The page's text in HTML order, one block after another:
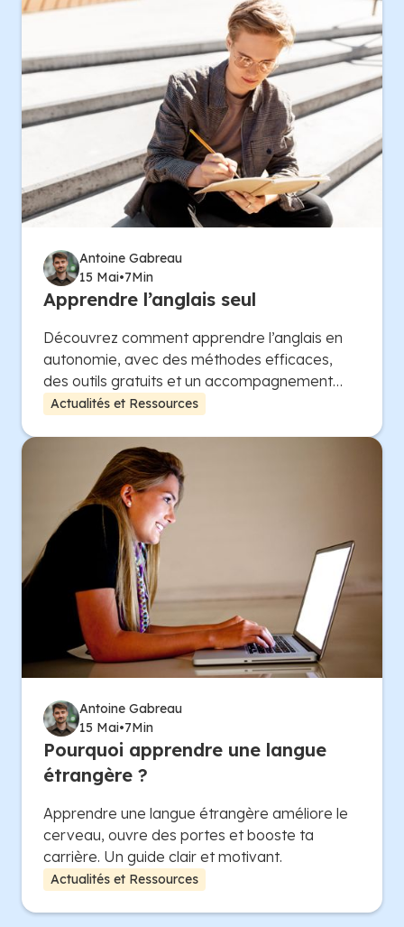
Antoine Gabreau
15 Mai•7Min
Apprendre l’anglais seul
Découvrez comment apprendre l’anglais en
autonomie, avec des méthodes efficaces,
des outils gratuits et un accompagnement
personnalisé.
Actualités et Ressources
Antoine Gabreau
15 Mai•7Min
Pourquoi apprendre une langue
étrangère ?
Apprendre une langue étrangère améliore le
cerveau, ouvre des portes et booste ta
carrière. Un guide clair et motivant.
Actualités et Ressources